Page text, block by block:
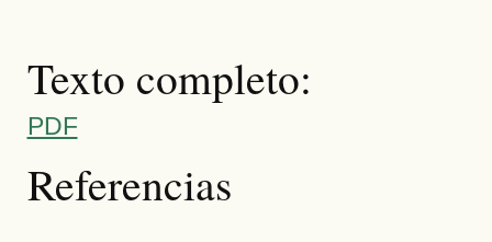
Texto completo:
PDF
Referencias